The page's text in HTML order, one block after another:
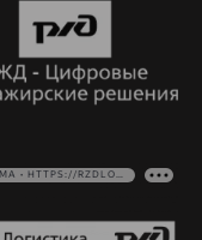
РЕКЛАМА • HTTPS://RZDLOG.RU/